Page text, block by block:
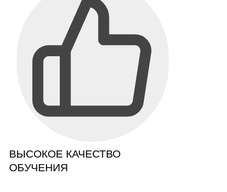
ВЫСОКОЕ КАЧЕСТВО
ОБУЧЕНИЯ